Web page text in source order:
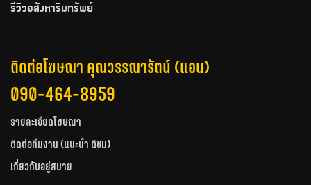
รีวิวอสังหาริมทรัพย์
ติดต่อโฆษณา คุณวรรณารัตน์ (แอน)
090-464-8959
รายละเอียดโฆษณา
ติดต่อทีมงาน (แนะนำ ติชม)
เกี่ยวกับอยู่สบาย